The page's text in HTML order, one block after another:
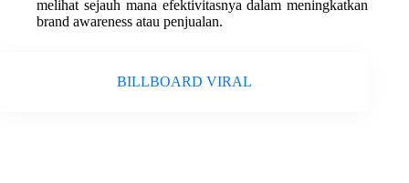
melihat sejauh mana efektivitasnya dalam meningkatkan
brand awareness atau penjualan.
BILLBOARD VIRAL